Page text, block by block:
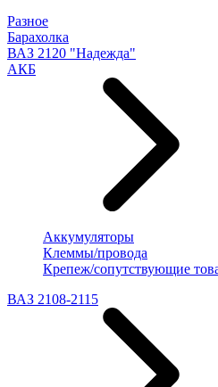
Разное
Барахолка
ВАЗ 2120 "Надежда"
АКБ
Аккумуляторы
Клеммы/провода
Крепеж/сопутствующие
ВАЗ 2108-2115